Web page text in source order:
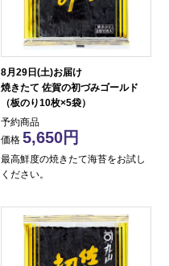
8月29日(土)お届け
焼きたて 佐賀の初づみゴールド
（板のり10枚×5袋）
予約商品
価格 5,650
最高鮮度の焼きたて海苔をお試し
ください。